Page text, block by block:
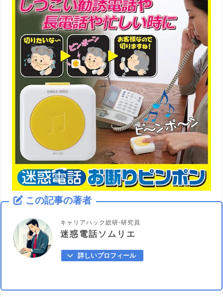
この記事の著者
キャリアハック総研-研究員
迷惑電話ソムリエ
詳しいプロフィール